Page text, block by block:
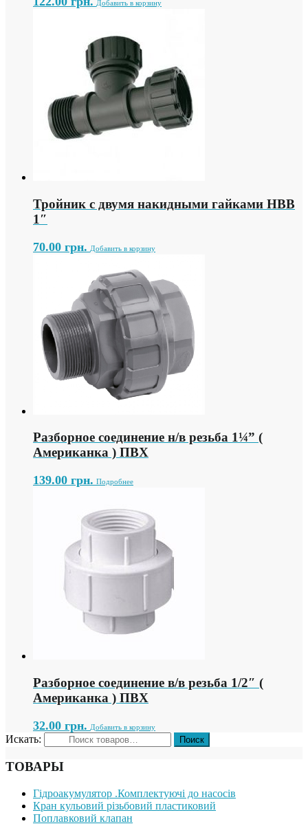
Добавить в корзину
Тройник с двумя накидными гайками НВВ
1″
70.00 грн. Добавить в корзину
Разборное соединение н/в резьба 1¼” (
Американка ) ПВХ
139.00 грн. Подробнее
Разборное соединение в/в резьба 1/2″ (
Американка ) ПВХ
32.00 грн. Добавить в корзину
Искать:
ТОВАРЫ
Гідроакумулятор .Комплектуючі до насосів
Кран кульовий різьбовий пластиковий
Поплавковий клапан